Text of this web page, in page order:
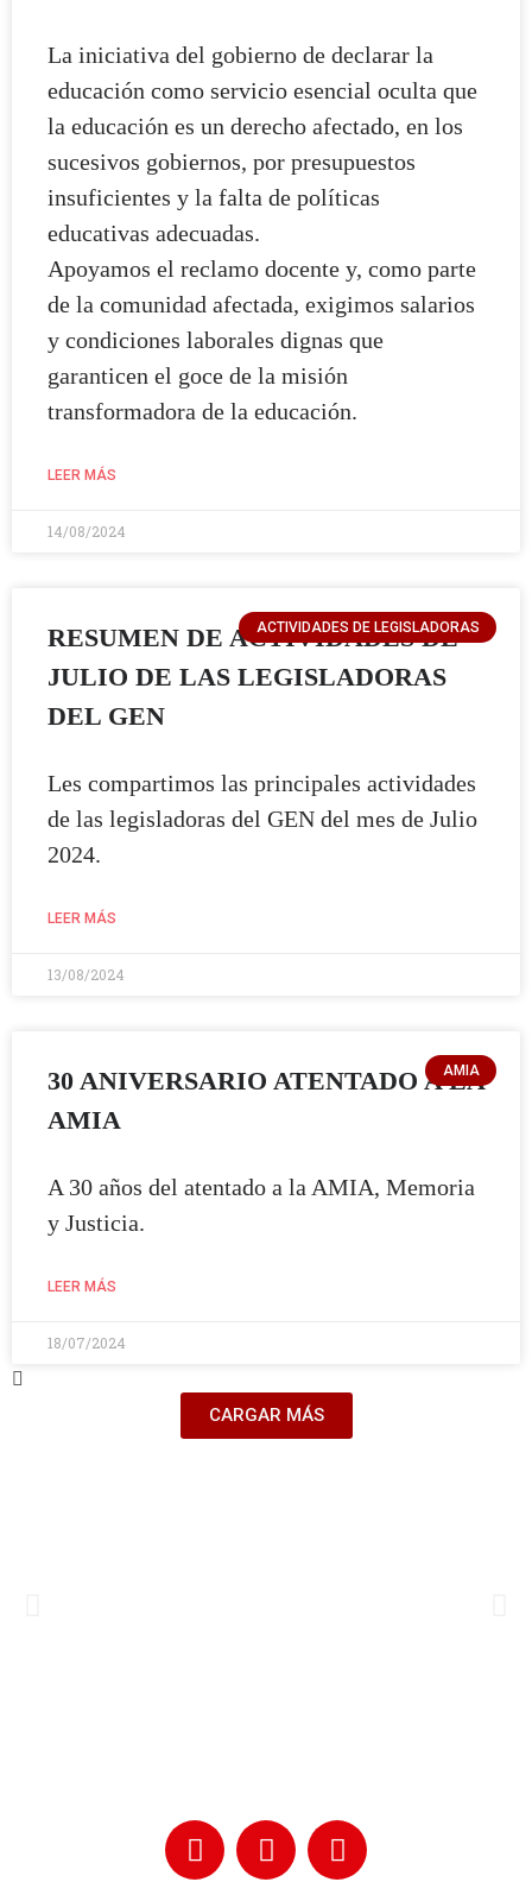
La iniciativa del gobierno de declarar la
educación como servicio esencial oculta que
la educación es un derecho afectado, en los
sucesivos gobiernos, por presupuestos
insuficientes y la falta de políticas
educativas adecuadas.
Apoyamos el reclamo docente y, como parte
de la comunidad afectada, exigimos salarios
y condiciones laborales dignas que
garanticen el goce de la misión
transformadora de la educación.
LEER MÁS
14/08/2024
ACTIVIDADES DE LEGISLADORAS
RESUMEN DE ACTIVIDADES DE
JULIO DE LAS LEGISLADORAS
DEL GEN
Les compartimos las principales actividades
de las legisladoras del GEN del mes de Julio
2024.
LEER MÁS
13/08/2024
AMIA
30 ANIVERSARIO ATENTADO A LA
AMIA
A 30 años del atentado a la AMIA, Memoria
y Justicia.
LEER MÁS
18/07/2024
CARGAR MÁS